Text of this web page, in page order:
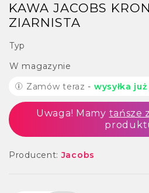
KAWA JACOBS
ZIARNISTA
Typ
W magazynie
Zamów teraz - wysyłka
Uwaga! Mamy tańsze
Producent:Jacobs